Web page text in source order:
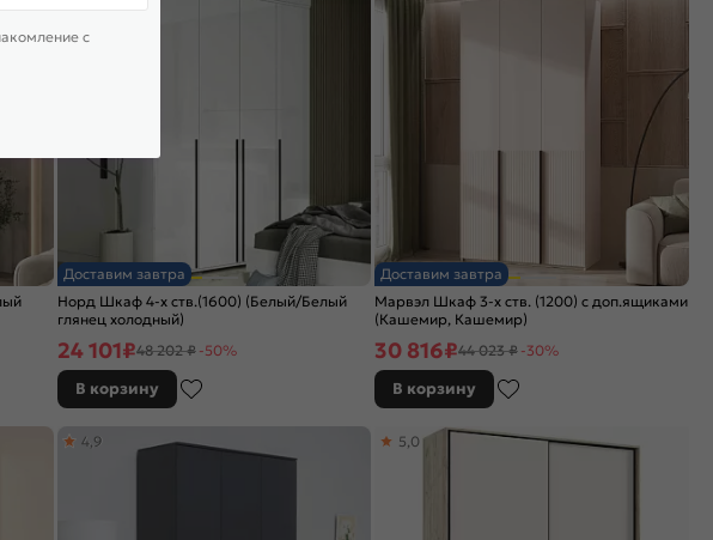
Доставим завтра
Норд Шкаф 4-х ств.(1600) (Белый/Белый
глянец холодный)
24 101₽48 202 ₽ -50%
В корзину
Доставим завтра
Марвэл Шкаф 3-х ств. (1200) с доп.ящиками
(Кашемир, Кашемир)
30 816₽44 023 ₽ -30%
В корзину
4,9 5,0
c